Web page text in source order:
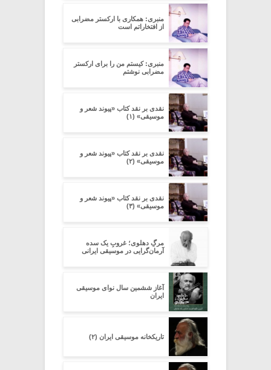
منبری: همکاری با ارکستر مضرابی
از افتخاراتم است
منبری: کیستم من را برای ارکستر
مضرابی نوشتم
نقدی بر نقد کتاب «پیوند شعر و
موسیقی» (۱)
نقدی بر نقد کتاب «پیوند شعر و
موسیقی» (۲)
نقدی بر نقد کتاب «پیوند شعر و
موسیقی» (۳)
مرگِ دهلوی؛ غروبِ یک سده
آرمان‌گرایی در موسیقی ایرانی
آغاز ششمین سال نوای موسیقی
ایران
تاریکخانه موسیقی ایران (۲)